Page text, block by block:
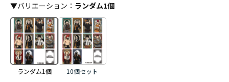
▼バリエーション ： ランダム1個
ランダム1個 10個セット